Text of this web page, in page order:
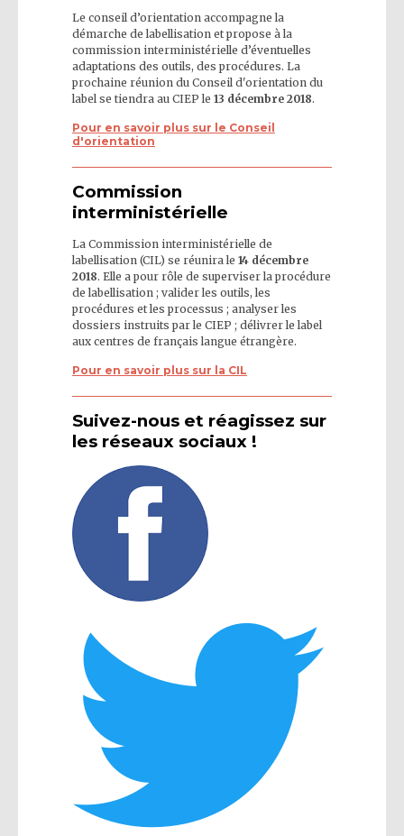
Le conseil d’orientation accompagne la
démarche de labellisation et propose à la
commission interministérielle d’éventuelles
adaptations des outils, des procédures. La
prochaine réunion du Conseil d'orientation du
label se tiendra au CIEP le 13 décembre 2018.
Pour en savoir plus sur le Conseil
d'orientation
Commission
interministérielle
La Commission interministérielle de
labellisation (CIL) se réunira le 14 décembre
2018. Elle a pour rôle de superviser la procédure
de labellisation ; valider les outils, les
procédures et les processus ; analyser les
dossiers instruits par le CIEP ; délivrer le label
aux centres de français langue étrangère.
Pour en savoir plus sur la CIL
Suivez-nous et réagissez sur
les réseaux sociaux !